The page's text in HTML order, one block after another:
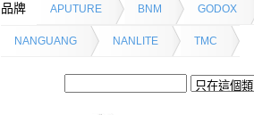
品牌 APUTURE BNM GODOX
NANGUANG NANLITE TMC